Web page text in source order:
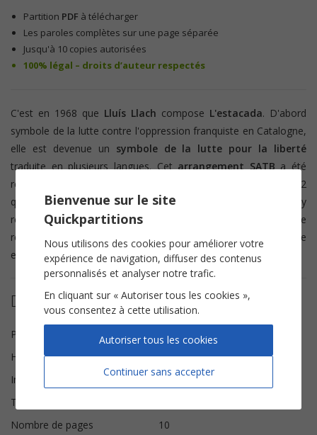
Partition PDF à télécharger
Les paroles complètes sur une page séparée
Jusqu'à 10 copies autorisées
100% légal – droits d’auteur respectés
C'est en 1968 que Lluís Llach compose L'estacada. D'abord
symbole de la lutte contre l'oppression franquiste en Catalogne,
elle est devenue un symbole de la lutte pour la liberté
traduite en plusieurs langues.Cetarrangement SATBa été
réalisé à partir de la version parue sur l'album
vol 2
qui réunit le groupe corseL’Avvinta
. Vous y
retrouverez donc les paroles en
. Ajoutez à votre
répertoire un chant engagé et populaire à interpréter avec joie
et énergie.
Détails de la partition
Paroles et Musique
Lluís Llach
Harmonisation
Brice Legée
Instrumentation
Chorale SATB
Tonalité
Nombre de pages
10
Bienvenue sur le site
Quickpartitions
Nous utilisons des cookies pour améliorer votre
expérience de navigation, diffuser des contenus
personnalisés et analyser notre trafic.
En cliquant sur « Autoriser tous les cookies »,
vous consentez à cette utilisation.
Continuer sans accepter
Autoriser tous les cookies